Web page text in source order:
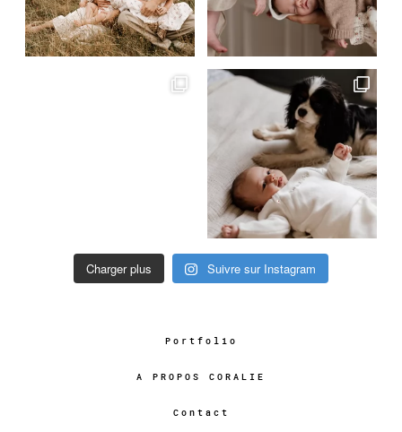
Charger plus Suivre sur Instagram
Portfolio
A PROPOS CORALIE
Contact